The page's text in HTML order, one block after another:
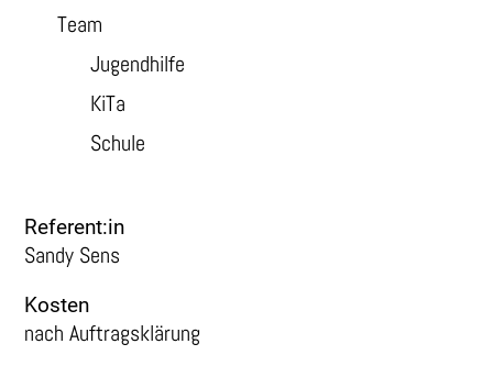
Jugendhilfe
KiTa
Schule
Team
Referent:in
Sandy Sens
Kosten
nach Auftragsklärung